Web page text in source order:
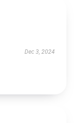
Dec 3, 2024